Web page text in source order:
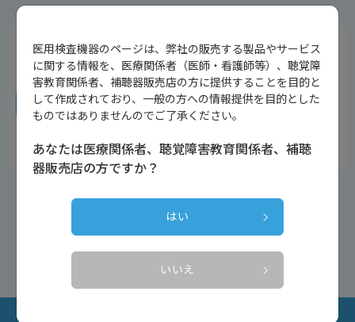
医用検査機器のページは、弊社の販売する製品やサービス
に関する情報を、医療関係者（医師・看護師等）、聴覚障
害教育関係者、補聴器販売店の方に提供することを目的と
して作成されており、一般の方への情報提供を目的とした
ものではありませんのでご了承ください。
あなたは医療関係者、聴覚障害教育関係者、補聴
器販売店の方ですか？
はい
いいえ
snapプローブ用の耳せん、Ａタイプ（大きい方）
対象機種
戻る